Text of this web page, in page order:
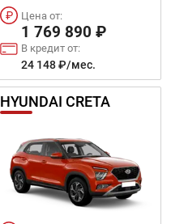
Цена от:
1 769 890 ₽
В кредит от:
24 148 ₽/мес.
HYUNDAI CRETA